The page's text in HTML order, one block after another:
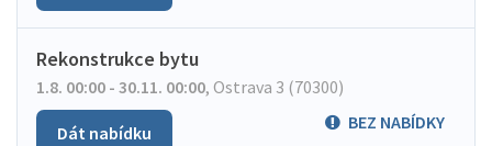
Rekonstrukce bytu
1.8. 00:00 - 30.11. 00:00, Ostrava 3 (70300)
BEZ NABÍDKY
Dát nabídku